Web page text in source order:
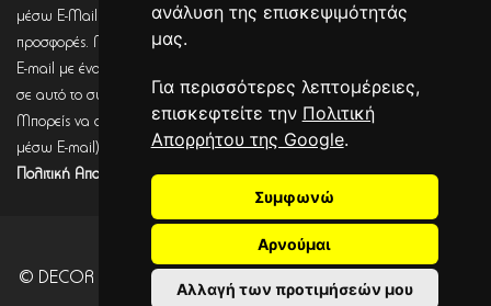
ανάλυση της επισκεψιμότητάς
μας.
Για περισσότερες λεπτομέρειες,
επισκεφτείτε την Πολιτική
Απορρήτου της Google.
Συμφωνώ
Αρνούμαι
Αλλαγή των προτιμήσεών μου
μέσω E-Mail να στέλνει πληροφορίες για σχετικά προϊόντα, τις τρέχουσες
προσφορές. Μετά από έλεγχο από την DECORSEASONS θα λάβεις ένα
E-mail με ένα link επιβεβαίωσης (Double opt-in). Μόνο μετά από κλικ
σε αυτό το σύνδεσμο, η εγγραφή θα έχει ολοκληρωθεί.
Μπορείς να αποσύρεις τη συναίνεση (για να λαμβάνεις πληροφορίες
μέσω E-mail) οποιαδήποτε στιγμή σύμφωνα με όσα καθορίζονται στην
Πολιτική Απορρήτου.
© DECOR SEASONS - Development - Powered by
CITYCOM